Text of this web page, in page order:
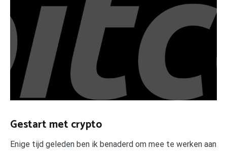
Gestart met crypto
Enige tijd geleden ben ik benaderd om mee te werken aan